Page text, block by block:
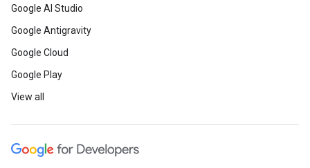
Google AI Studio
Google Antigravity
Google Cloud
Google Play
View all